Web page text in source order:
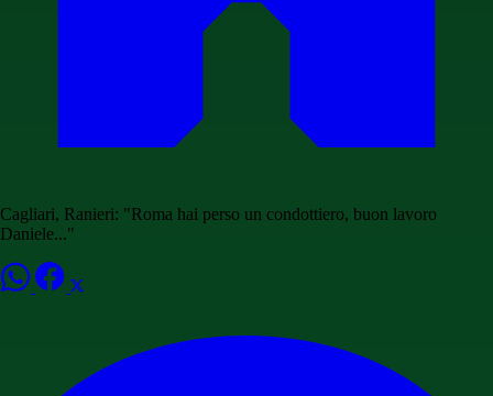
Cagliari, Ranieri: "Roma hai perso un condottiero, buon lavoro
Daniele..."